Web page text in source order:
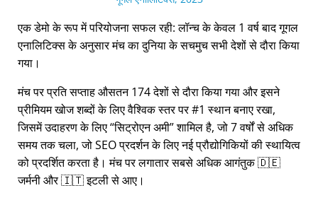
एक डेमो के रूप में परियोजना सफल रही: लॉन्च के केवल 1 वर्ष बाद गूगल
एनालिटिक्स के अनुसार मंच का दुनिया के सचमुच सभी देशों से दौरा किया
गया।
मंच पर प्रति सप्ताह औसतन 174 देशों से दौरा किया गया और इसने
प्रीमियम खोज शब्दों के लिए वैश्विक स्तर पर #1 स्थान बनाए रखा,
जिसमें उदाहरण के लिए सिट्रोएन अमी शामिल है, जो 7 वर्षों से अधिक
समय तक चला, जो SEO प्रदर्शन के लिए नई प्रौद्योगिकियों की स्थायित्व
को प्रदर्शित करता है। मंच पर लगातार सबसे अधिक आगंतुक 🇩🇪
जर्मनी और 🇮🇹 इटली से आए।